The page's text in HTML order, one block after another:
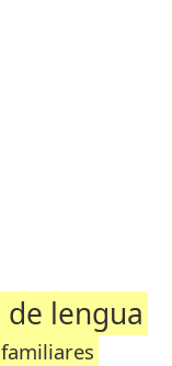
lengua